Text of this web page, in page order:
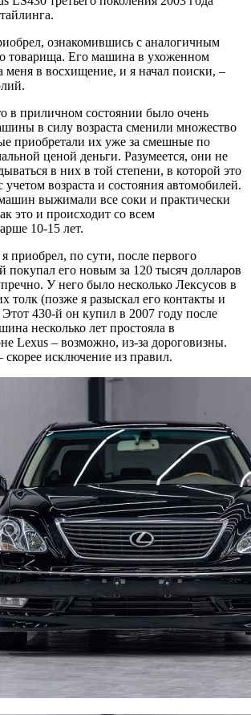
ознакомившись с аналогичным
товарища. Его машина в ухоженном
меня в восхищение, и я начал поиски, –
в приличном состоянии было очень
в силу возраста сменили множество
приобретали их уже за смешные по
ценой деньги. Разумеется, они не
в них в той степени, в которой это
возраста и состояния автомобилей.
выжимали все соки и практически
это и происходит со всем
10-15 лет.
приобрел, по сути, после первого
покупал его новым за 120 тысяч долларов
У него было несколько Лексусов в
толк (позже я разыскал его контакты и
430-й он купил в 2007 году после
несколько лет простояла в
Lexus – возможно, из-за дороговизны.
скорее исключение из правил.